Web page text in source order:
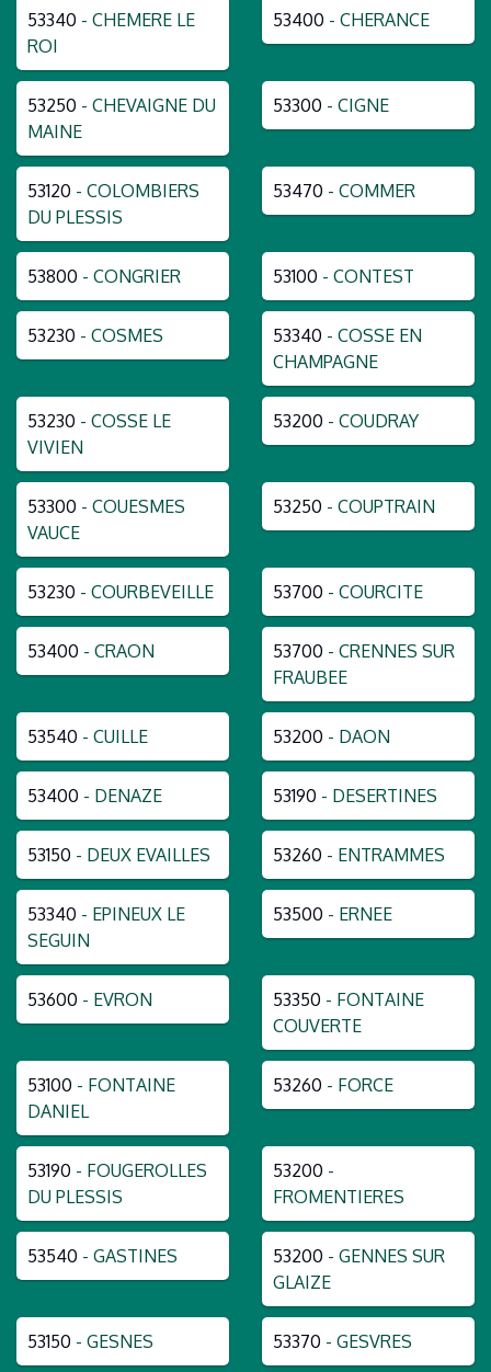
53340 - CHEMERE LE
ROI
53400 - CHERANCE
53250 - CHEVAIGNE DU
MAINE
53300 - CIGNE
53120 - COLOMBIERS
DU PLESSIS
53470 - COMMER
53800 - CONGRIER 53100 - CONTEST
53230 - COSMES 53340 - COSSE EN
CHAMPAGNE
53230 - COSSE LE
VIVIEN
53200 - COUDRAY
53300 - COUESMES
VAUCE
53250 - COUPTRAIN
53230 - COURBEVEILLE 53700 - COURCITE
53400 - CRAON 53700 - CRENNES SUR
FRAUBEE
53540 - CUILLE 53200 - DAON
53400 - DENAZE 53190 - DESERTINES
53150 - DEUX EVAILLES 53260 - ENTRAMMES
53340 - EPINEUX LE
SEGUIN
53500 - ERNEE
53600 - EVRON 53350 - FONTAINE
COUVERTE
53100 - FONTAINE
DANIEL
53260 - FORCE
53190 - FOUGEROLLES
DU PLESSIS
53200 -
FROMENTIERES
53540 - GASTINES 53200 - GENNES SUR
GLAIZE
53150 - GESNES 53370 - GESVRES